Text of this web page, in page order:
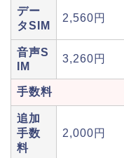
デー
タSIM
2,560円
音声S
IM
3,260円
手数料
追加
手数
料
2,000円